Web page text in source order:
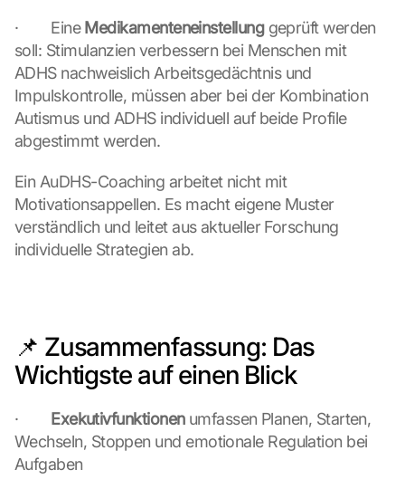
·        Eine Medikamenteneinstellung geprüft werden
soll: Stimulanzien verbessern bei Menschen mit
ADHS nachweislich Arbeitsgedächtnis und
Impulskontrolle, müssen aber bei der Kombination
Autismus und ADHS individuell auf beide Profile
abgestimmt werden.
Ein AuDHS-Coaching arbeitet nicht mit
Motivationsappellen. Es macht eigene Muster
verständlich und leitet aus aktueller Forschung
individuelle Strategien ab.
📌 Zusammenfassung: Das
Wichtigste auf einen Blick
· Exekutivfunktionen umfassen Planen, Starten,
Wechseln, Stoppen und emotionale Regulation bei
Aufgaben
M
p
s
-
K
a
t
e
z
u
i
w
e
d
e
n